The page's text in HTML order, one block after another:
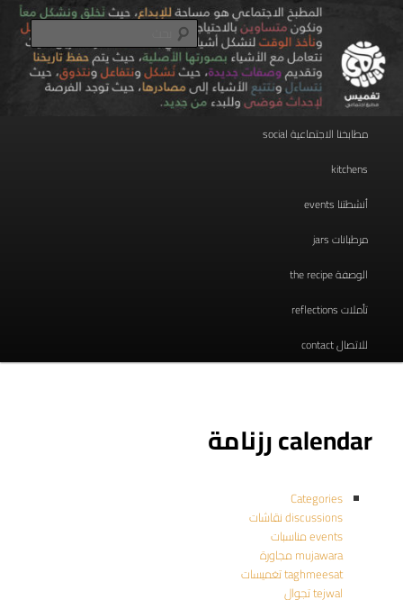
المحتوى
الأساسيtaghmees تغميس
مطبخ اجتماعي
بحث
مطابخنا الاجتماعية social
kitchens
أنشطتنا events
مرطبانات jars
الوصفة the recipe
تأملات reflections
للاتصال contact
calendar رزنامة
Categories
discussions نقاشات
events مناسبات
mujawara مجاورة
taghmeesat تغميسات
tejwal تجوال